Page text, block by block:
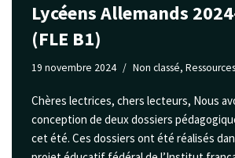
Lycéens Allemands
(FLE B1)
19 novembre 2024 Non classé,
Chères lectrices, chers lecteurs, Nous
conception de deux dossiers
cet été. Ces dossiers ont été réalisés